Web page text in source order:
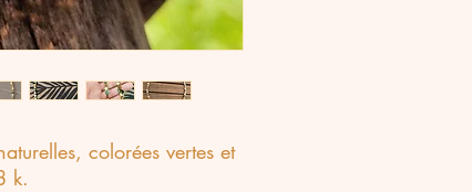
colorées vertes et
k.